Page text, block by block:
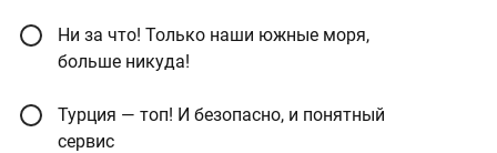
Ни за что! Только наши южные моря,
больше никуда!
Турция — топ! И безопасно, и понятный
сервис